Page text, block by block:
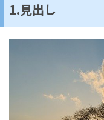
1.見出し­